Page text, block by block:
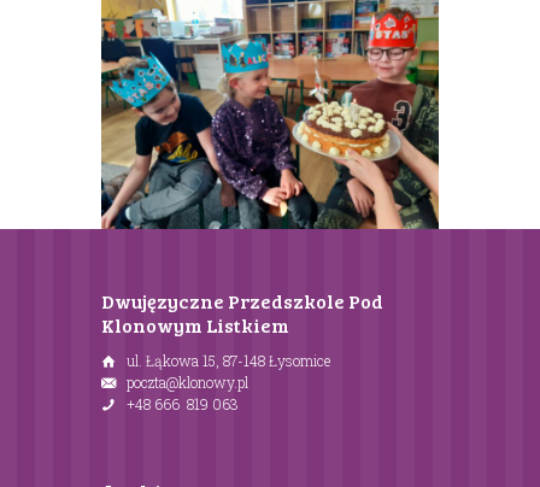
Dwujęzyczne Przedszkole Pod
Klonowym Listkiem
ul. Łąkowa 15, 87-148 Łysomice
poczta@klonowy.pl
+48 666 819 063